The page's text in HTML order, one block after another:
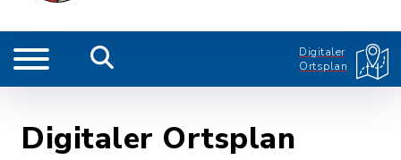
Digitaler
Ortsplan
Digitaler Ortsplan